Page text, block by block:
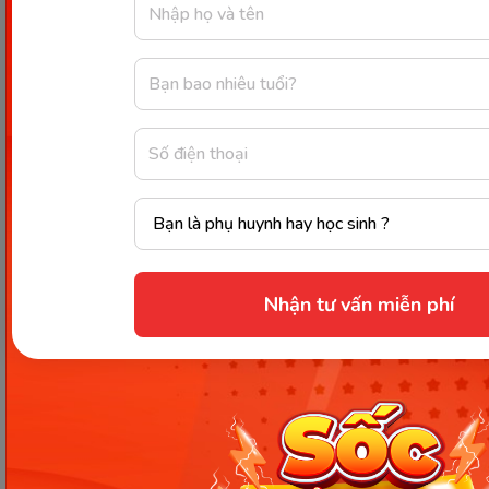
Nhận tư vấn miễn phí
bệnh cho bệnh nhân. Con rất thích. Con thấy các
bác sĩ rất tận tâm, chăm sóc bệnh nhân rất chu
Con mong mẹ sẽ ủng hộ ước mơ của con. Con sẽ
cố gắng học tập thật tốt để sau này trở thành bác
Con yêu mẹ nhiều!
Bài 3: Viết thư cho người bạn ở
Thanh Hóa, ngày 20 tháng 7 năm 2023